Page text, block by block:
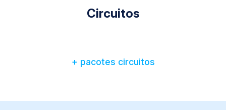
Circuitos
+ pacotes circuitos